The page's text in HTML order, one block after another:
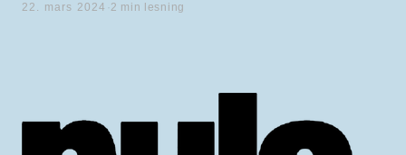
22. mars 2024 2 min lesning